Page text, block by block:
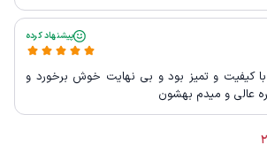
پیشنهاد کرده
با کیفیت و تمیز بود و بی نهایت خوش برخورد و
عالی و میدم بهشون
مشاهده همه نظرها (2